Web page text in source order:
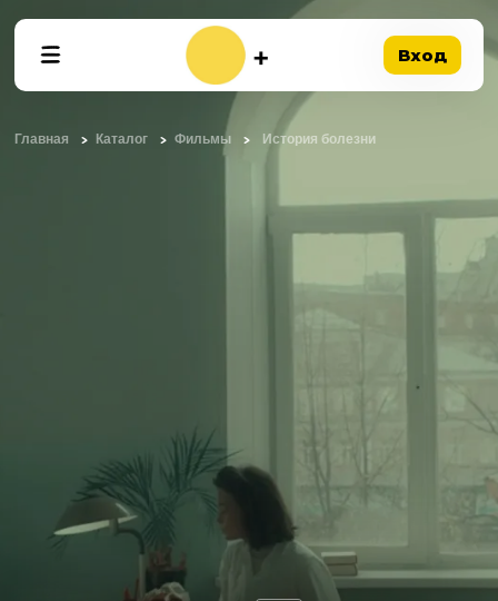
Вход
Главная Каталог Фильмы История болезни